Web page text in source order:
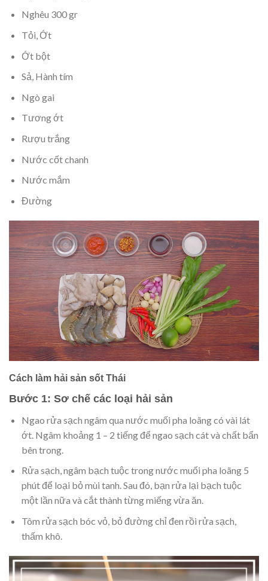
Nghêu 300 gr
Tỏi, Ớt
Ớt bột
Sả, Hành tím
Ngò gai
Tương ớt
Rượu trắng
Nước cốt chanh
Nước mắm
Đường
Cách làm hải sản sốt Thái
Bước 1: Sơ chế các loại hải sản
Ngao rửa sạch ngâm qua nước muối pha loãng có vài lát
ớt. Ngâm khoảng 1 – 2 tiếng để ngao sạch cát và chất bẩn
bên trong.
Rửa sạch, ngâm bạch tuộc trong nước muối pha loãng 5
phút để loại bỏ mùi tanh. Sau đó, bạn rửa lại bạch tuộc
một lần nữa và cắt thành từng miếng vừa ăn.
Tôm rửa sạch bóc vỏ, bỏ đường chỉ đen rồi rửa sạch,
thấm khô.